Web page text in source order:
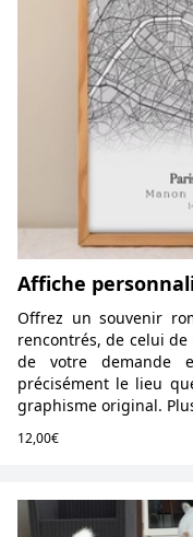
Affiche
Offrez un souvenir
rencontrés, de celui
de votre demande
précisément le lieu
graphisme original.
12,00€